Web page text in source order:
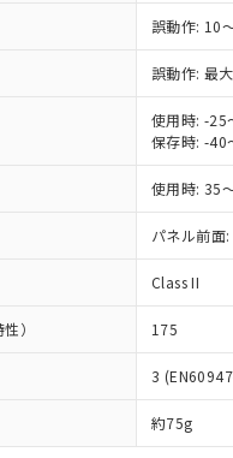
誤動作: 10
誤動作: 最
使用時: -25
保存時: -40
使用時: 35
パネル前面
Class II
） 175
3
約75g
している更新日時点での社内
基づき作成されるものであり
れた時点での実際の在庫およ
格とは異なる場合があること
な納期状況および標準価格は
お取引先、またはお客様担当
ン制御機器販売店・当社販売
ロン制御機器販売店や当社販
販売ネットワーク
」をご
い。
状況および標準価格結果を当
承諾なく第三者に漏洩また
ないようお願いします。
パーツ機能（部品リスト作成
）をご利用いただくには、I-
ーズにご登録されている必
以下、 水銀(Hg) 1000ppm以下、
1000ppm以下、ポリ臭化ビフ
以下、ポリ臭化ジフェニルエー
以下、フタル酸ビス(2-エチルヘ
名：DOP) 1000ppm以下、フタル酸
BBP） 1000ppm以下、フタル酸ジブ
以下、フタル酸ジイソブチル
以下
令で産業用監視および制御機器に対
除く。
ル類の４物質については閾値を超
ないことを確認しています。
月
切り替え状況などにより、
ることがあります。
物質の基準値 (GB/T26572)：
、 Hg(水銀) : 1000ppm、 Cd(カ
ロム) : 1000ppm、 PBBs(ポリ臭化ビ
、 PBDEs(ポリ臭化ジフェニル
酸ビス(2-エチルヘキシル)) :
使用期限
物質（10物質）のすべてが
あることを示します。
常の使用状況下において有
漏えいし、環境に深刻な影
年数を意味します。
下｢規制貨物等」という）を
は国外への提供する場合は、
府の輸出許可(または役務取
取得するなどの必要な手続
は規制貨物を破棄する場合は
破砕するなど、違法に輸出さ
う必要な手段を講じます。
は貴社製品を、核兵器、ミサ
化学兵器、生物兵器またはそ
並びにこれらの製造装置等に
たしません。
は、貴社製品を第三者に販売
、上記1、2および3の内容を
三者に通知します。また当社
先および販売に係わる関係者
輸出するおそれがある場合は
きをいたしません。
一定数以上の在庫あり
一定数には満たないが在庫あ
在庫なし(最新の在庫状況につ
いては、お客様のお取引先、
たはお客様担当のオムロン制御
機器販売店・当社販売員にご
ください)
受注生産機種、また在庫状況
情報を公開していない機種